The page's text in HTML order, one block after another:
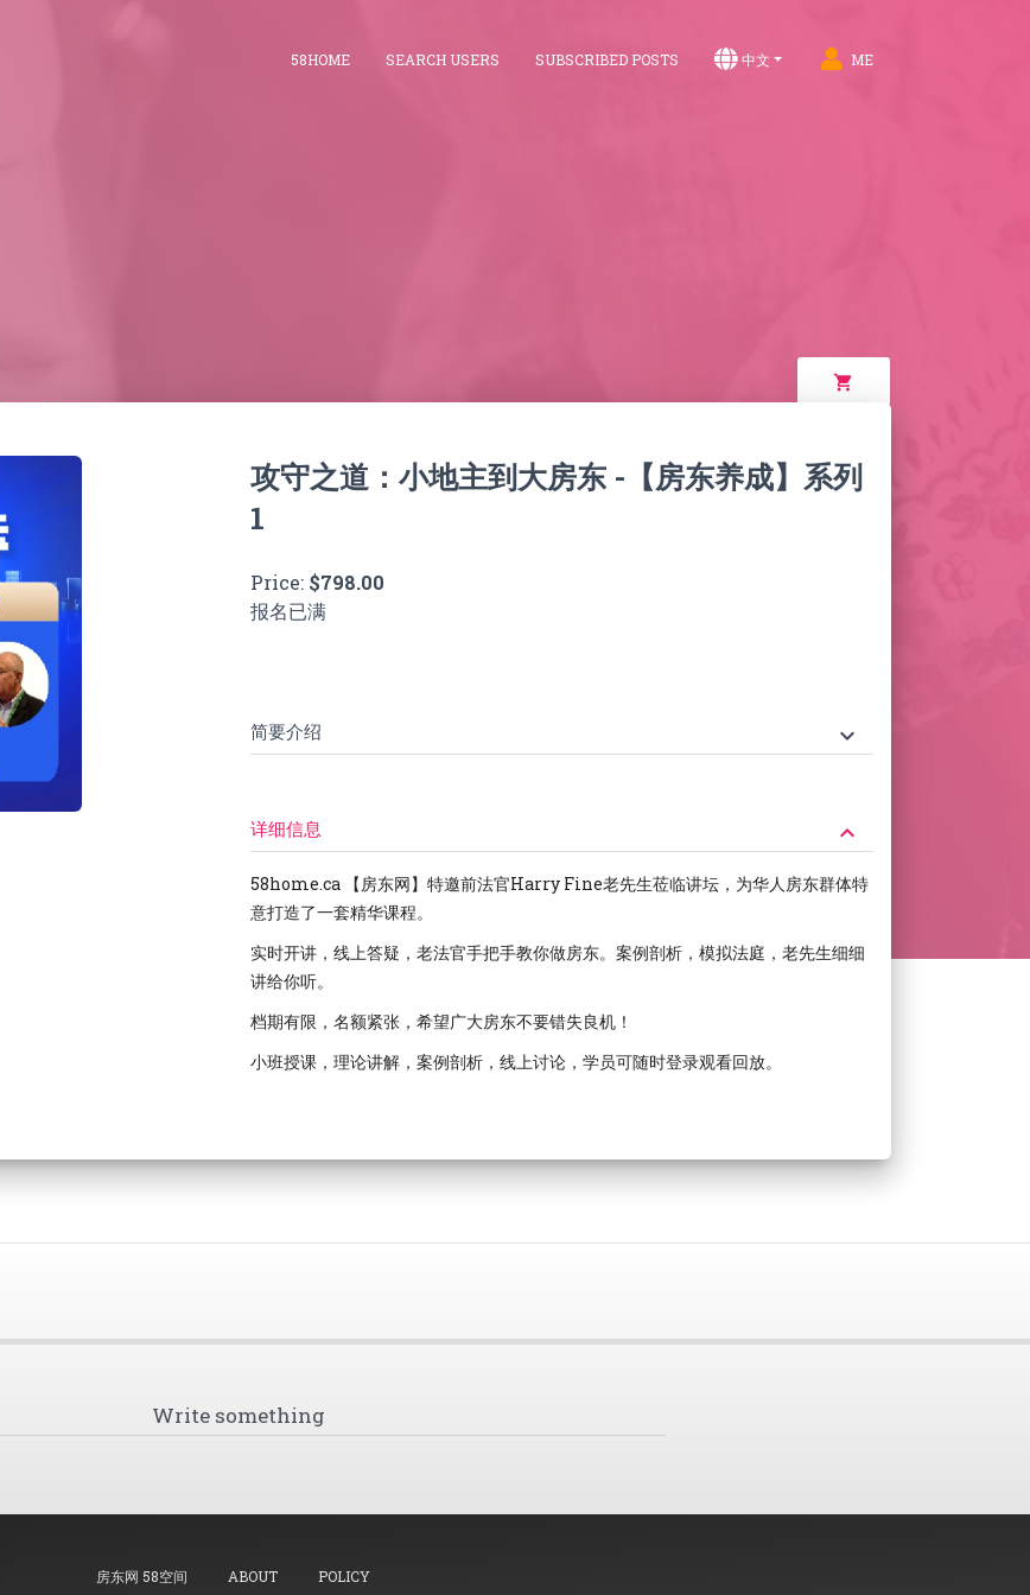
58HOME SEARCH USERS SUBSCRIBED POSTS 中文 ME
shopping_cart
攻守之道：小地主到大房东 -【房东养成】系列
1
Price: $798.00
报名已满
简要介绍 keyboard_arrow_down
详细信息 keyboard_arrow_down
58home.ca 【房东网】特邀前法官Harry Fine老先生莅临讲坛，为华人房东群体特
意打造了一套精华课程。
实时开讲，线上答疑，老法官手把手教你做房东。案例剖析，模拟法庭，老先生细细
讲给你听。
档期有限，名额紧张，希望广大房东不要错失良机！
小班授课，理论讲解，案例剖析，线上讨论，学员可随时登录观看回放。
房东网 58空间 ABOUT POLICY